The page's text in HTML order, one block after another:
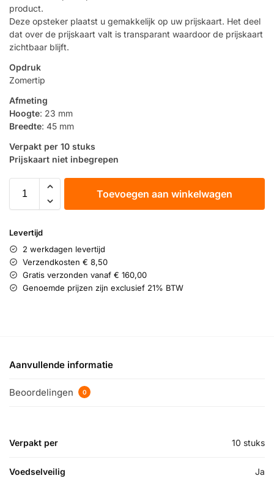
product.
Deze opsteker plaatst u gemakkelijk op uw prijskaart. Het deel
dat over de prijskaart valt is transparant waardoor de prijskaart
zichtbaar blijft.
Opdruk
Zomertip
Afmeting
Hoogte: 23 mm
Breedte: 45 mm
Verpakt per 10 stuks
Prijskaart niet inbegrepen
Toevoegen aan winkelwagen
Levertijd
2 werkdagen levertijd
Verzendkosten € 8,50
Gratis verzonden vanaf € 160,00
Genoemde prijzen zijn exclusief 21% BTW
Aanvullende informatie
Beoordelingen 0
Verpakt per 10 stuks
Voedselveilig Ja